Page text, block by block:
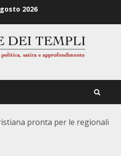
2026
pronta per le regionali